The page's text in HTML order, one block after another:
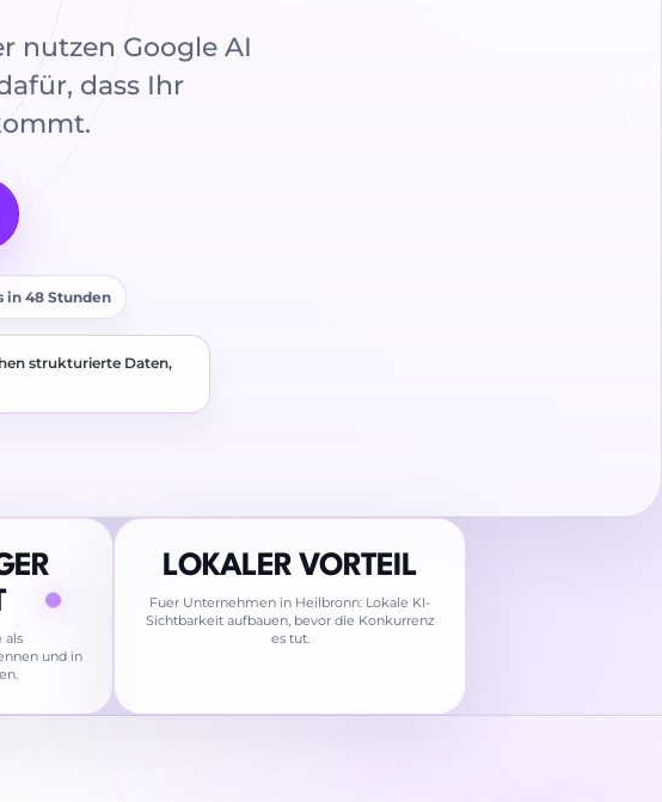
nutzen Google AI
dass Ihr
in 48 Stunden
strukturierte Daten,
als
und in
LOKALER VORTEIL
Fuer Unternehmen in Heilbronn: Lokale KI-
Sichtbarkeit aufbauen, bevor die Konkurrenz
es tut.